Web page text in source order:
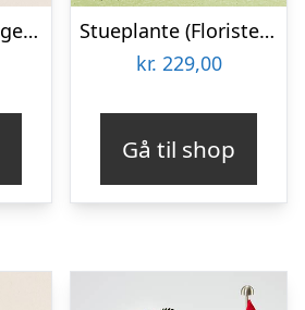
Den til fødselsdagen med tillykkekarameller
Stueplante (Floristens kreative valg) inkl. potte
kr. 229,00
Gå til shop